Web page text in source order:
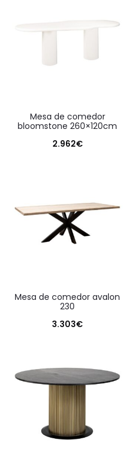
mesa de comedor
bloomstone 260×120cm
2.962€
mesa de comedor avalon
230
3.303€